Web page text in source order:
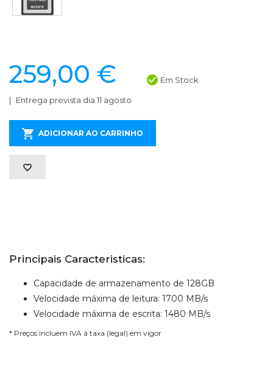
259,00 € Em Stock
Entrega prevista dia 11 agosto
ADICIONAR AO CARRINHO
Principais Caracteristicas:
Capacidade de armazenamento de 128GB
Velocidade máxima de leitura: 1700 MB/s
Velocidade máxima de escrita: 1480 MB/s
* Preços incluem IVA à taxa (legal) em vigor